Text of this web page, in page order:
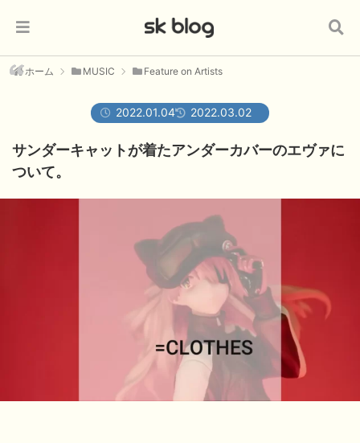
ホーム MUSIC Feature on Artists
2022.01.04 2022.03.02
サンダーキャットが着たアンダーカバーのエヴァに
ついて。